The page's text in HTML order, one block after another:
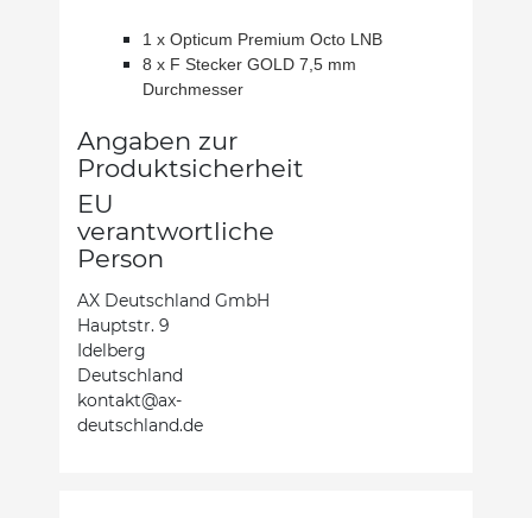
1 x Opticum Premium Octo LNB
8 x F Stecker GOLD 7,5 mm
Durchmesser
Angaben zur
Produktsicherheit
EU
verantwortliche
Person
AX Deutschland GmbH
Hauptstr. 9
Idelberg
Deutschland
kontakt@ax-
deutschland.de